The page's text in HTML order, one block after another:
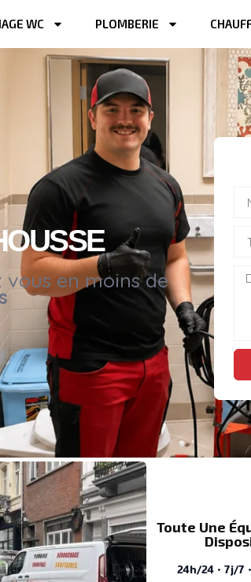
WC PLOMBERIE
en moins de
Toute Une
24h/24 · 7j/7